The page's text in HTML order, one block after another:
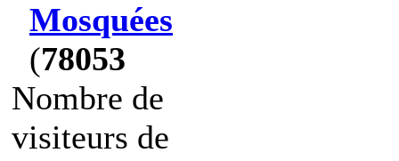
Mosquées
(78053
Nombre de
visiteurs de